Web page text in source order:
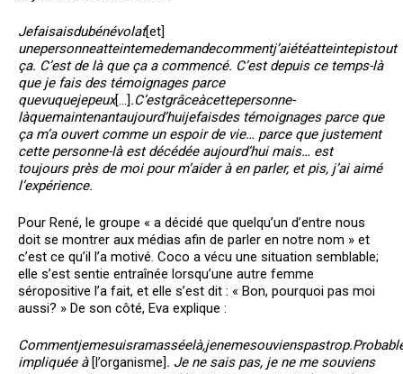
Jefaisaisdubénévolat[et]
unepersonneatteintemedemandecommentj’aiétéatteintepistout
ça. C’est de là que ça a commencé. C’est depuis ce temps-là
que je fais des témoignages parce
quevuquejepeux[…].C’estgrâceàcettepersonne-
làquemaintenantaujourd’huijefaisdes témoignages parce que
ça m’a ouvert comme un espoir de vie… parce que justement
cette personne-là est décédée aujourd’hui mais… est
toujours près de moi pour m’aider à en parler, et pis, j’ai aimé
l’expérience.
Pour René, le groupe « a décidé que quelqu’un d’entre nous
doit se montrer aux médias afin de parler en notre nom » et
c’est ce qu’il l’a motivé. Coco a vécu une situation semblable;
elle s’est sentie entraînée lorsqu’une autre femme
séropositive l’a fait, et elle s’est dit : « Bon, pourquoi pas moi
aussi? » De son côté, Eva explique :
Commentjemesuisramasséelà,jenemesouvienspastrop.
impliquée à [l’organisme]. Je ne sais pas, je ne me souviens